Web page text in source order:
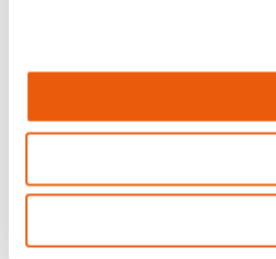
Dynamic Direct